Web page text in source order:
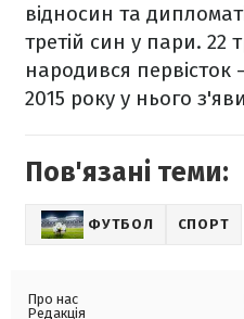
відносин та
третій син у пари. 22
народився первісток
2015 року у нього
Пов'язані теми:
ФУТБОЛ СПОРТ
Про нас
Редакція